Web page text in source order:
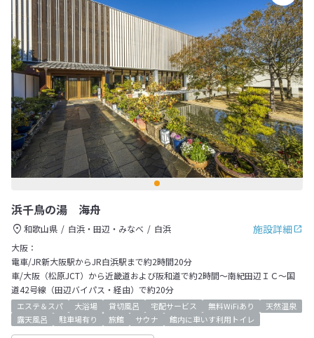
浜千鳥の湯 海舟
施設詳細
和歌山県 白浜・田辺・みなべ
白浜
大阪：
電車/JR新大阪駅からJR白浜駅まで約2時間20分
車/大阪（松原JCT）から近畿道および阪和道で約2時間～南紀田辺ＩＣ～国
道42号線（田辺バイパス・経由）で約20分
エステ＆スパ 大浴場 貸切風呂 宅配サービス 無料WiFiあり
天然温泉
露天風呂
駐車場有り 旅館 サウナ 館内に車いす利用トイレ